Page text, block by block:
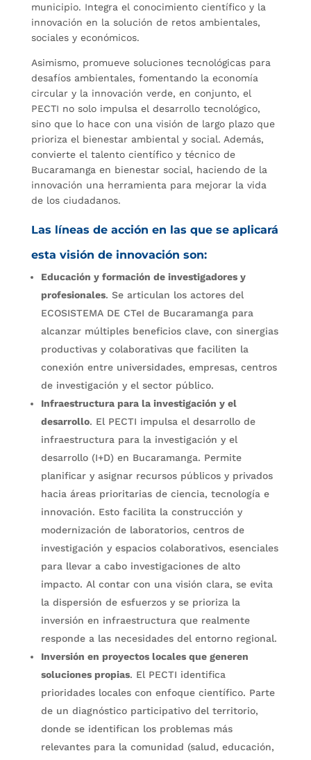
municipio. Integra el conocimiento científico y la
innovación en la solución de retos ambientales,
sociales y económicos.
Asimismo, promueve soluciones tecnológicas para
desafíos ambientales, fomentando la economía
circular y la innovación verde, en conjunto, el
PECTI no solo impulsa el desarrollo tecnológico,
sino que lo hace con una visión de largo plazo que
prioriza el bienestar ambiental y social. Además,
convierte el talento científico y técnico de
Bucaramanga en bienestar social, haciendo de la
innovación una herramienta para mejorar la vida
de los ciudadanos.
Las líneas de acción en las que se aplicará
esta visión de innovación son:
Educación y formación de investigadores y
profesionales. Se articulan los actores del
ECOSISTEMA DE CTeI de Bucaramanga para
alcanzar múltiples beneficios clave, con sinergias
productivas y colaborativas que faciliten la
conexión entre universidades, empresas, centros
de investigación y el sector público.
Infraestructura para la investigación y el
desarrollo. El PECTI impulsa el desarrollo de
infraestructura para la investigación y el
desarrollo (I+D) en Bucaramanga. Permite
planificar y asignar recursos públicos y privados
hacia áreas prioritarias de ciencia, tecnología e
innovación. Esto facilita la construcción y
modernización de laboratorios, centros de
investigación y espacios colaborativos, esenciales
para llevar a cabo investigaciones de alto
impacto. Al contar con una visión clara, se evita
la dispersión de esfuerzos y se prioriza la
inversión en infraestructura que realmente
responde a las necesidades del entorno regional.
Inversión en proyectos locales que generen
soluciones propias. El PECTI identifica
prioridades locales con enfoque científico. Parte
de un diagnóstico participativo del territorio,
donde se identifican los problemas más
relevantes para la comunidad (salud, educación,